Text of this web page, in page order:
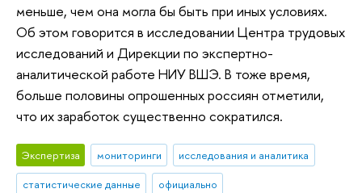
меньше, чем она могла бы быть при иных условиях.
Об этом говорится в исследовании Центра трудовых
исследований и Дирекции по экспертно-
аналитической работе НИУ ВШЭ. В тоже время,
больше половины опрошенных россиян отметили,
что их заработок существенно сократился.
Экспертиза мониторинги
исследования и аналитика
статистические данные
официально